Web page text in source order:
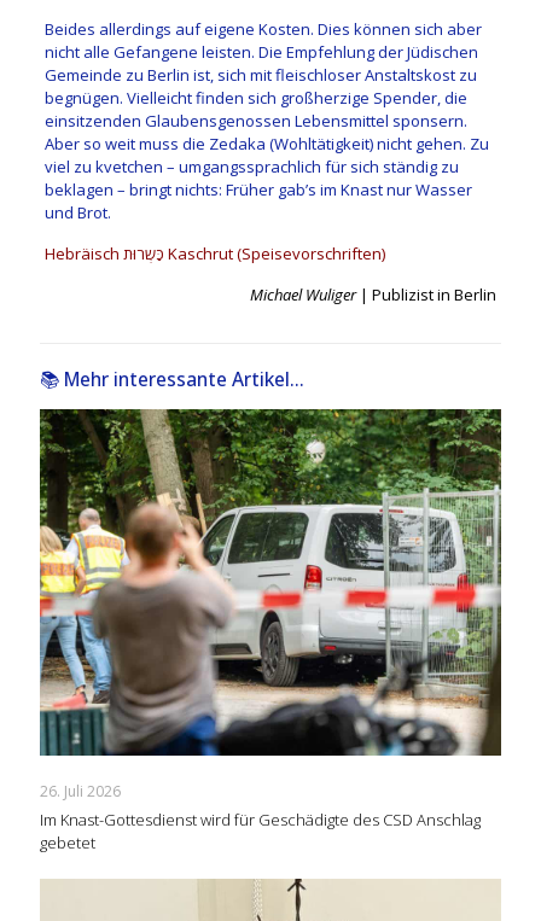
Beides allerdings auf eigene Kosten. Dies können sich aber
nicht alle Gefangene leisten. Die Empfehlung der Jüdischen
Gemeinde zu Berlin ist, sich mit fleischloser Anstaltskost zu
begnügen. Vielleicht finden sich großherzige Spender, die
einsitzenden Glaubensgenossen Lebensmittel sponsern.
Aber so weit muss die Zedaka (Wohltätigkeit) nicht gehen. Zu
viel zu kvetchen – umgangssprachlich für sich ständig zu
beklagen – bringt nichts: Früher gab’s im Knast nur Wasser
und Brot.
Hebräisch כַּשְרוּת Kaschrut (Speisevorschriften)
Michael Wuliger| Publizist in Berlin
📚 Mehr interessante Artikel...
26. Juli 2026
Im Knast-Gottesdienst wird für Geschädigte des CSD Anschlag
gebetet